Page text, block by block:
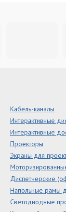
Кабель-каналы
Интерактивные
Интерактивные
Проекторы
Экраны для
Диспетчерские
Напольные рамы
Светодиодные